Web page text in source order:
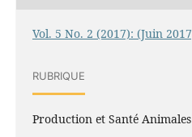
Vol. 5 No. 2 (2017): (Juin
RUBRIQUE
Production et Santé Animales